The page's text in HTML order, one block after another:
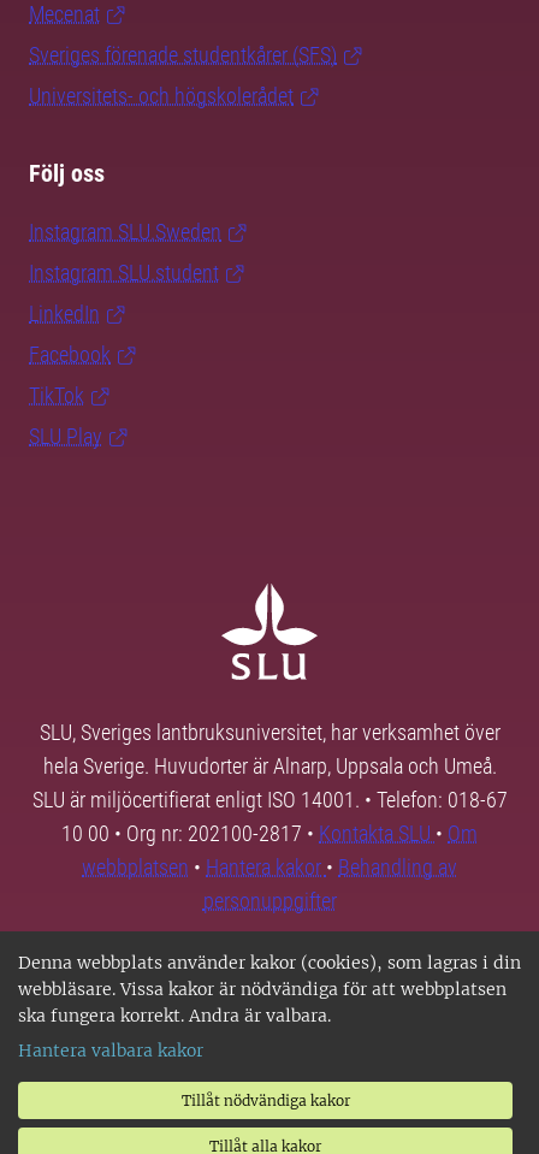
Denna webbplats använder kakor (cookies), som lagras i din
webbläsare. Vissa kakor är nödvändiga för att webbplatsen
ska fungera korrekt. Andra är valbara.
Hantera valbara kakor
Tillåt nödvändiga kakor
Tillåt alla kakor
Mecenat
Sveriges förenade studentkårer (SFS)
Universitets- och högskolerådet
Följ oss
Instagram SLU.Sweden
Instagram SLU.student
LinkedIn
Facebook
TikTok
SLU Play
SLU, Sveriges lantbruksuniversitet, har verksamhet över
hela Sverige. Huvudorter är Alnarp, Uppsala och Umeå.
SLU är miljöcertifierat enligt ISO 14001. • Telefon: 018-67
10 00 • Org nr: 202100-2817 • Kontakta SLU • Om
webbplatsen • Hantera kakor • Behandling av
personuppgifter